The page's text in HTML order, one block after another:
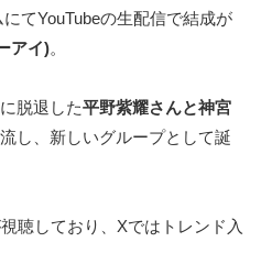
てYouTubeの生配信で結成が
アイ)。
脱退した平野紫耀さんと神宮
し、新しいグループとして誕
聴しており、Xではトレンド入